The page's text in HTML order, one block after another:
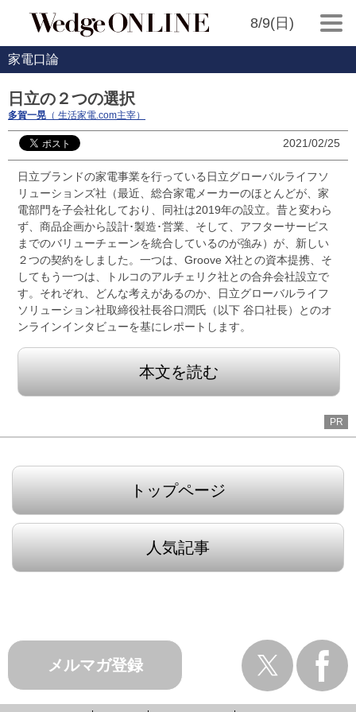
8/9(日)
家電口論
日立の２つの選択
多賀一晃 （ 生活家電.com主宰）
2021/02/25
日立ブランドの家電事業を行っている日立グローバルライフソ
リューションズ社（最近、総合家電メーカーのほとんどが、家
電部門を子会社化しており、同社は2019年の設立。昔と変わら
ず、商品企画から設計･製造･営業、そして、アフターサービス
までのバリューチェーンを統合しているのが強み）が、新しい
２つの契約をしました。一つは、Groove X社との資本提携、そ
してもう一つは、トルコのアルチェリク社との合弁会社設立で
す。それぞれ、どんな考えがあるのか、日立グローバルライフ
ソリューション社取締役社長谷口潤氏（以下 谷口社長）とのオ
ンラインインタビューを基にレポートします。
本文を読む
PR
トップページ
人気記事
メルマガ登録